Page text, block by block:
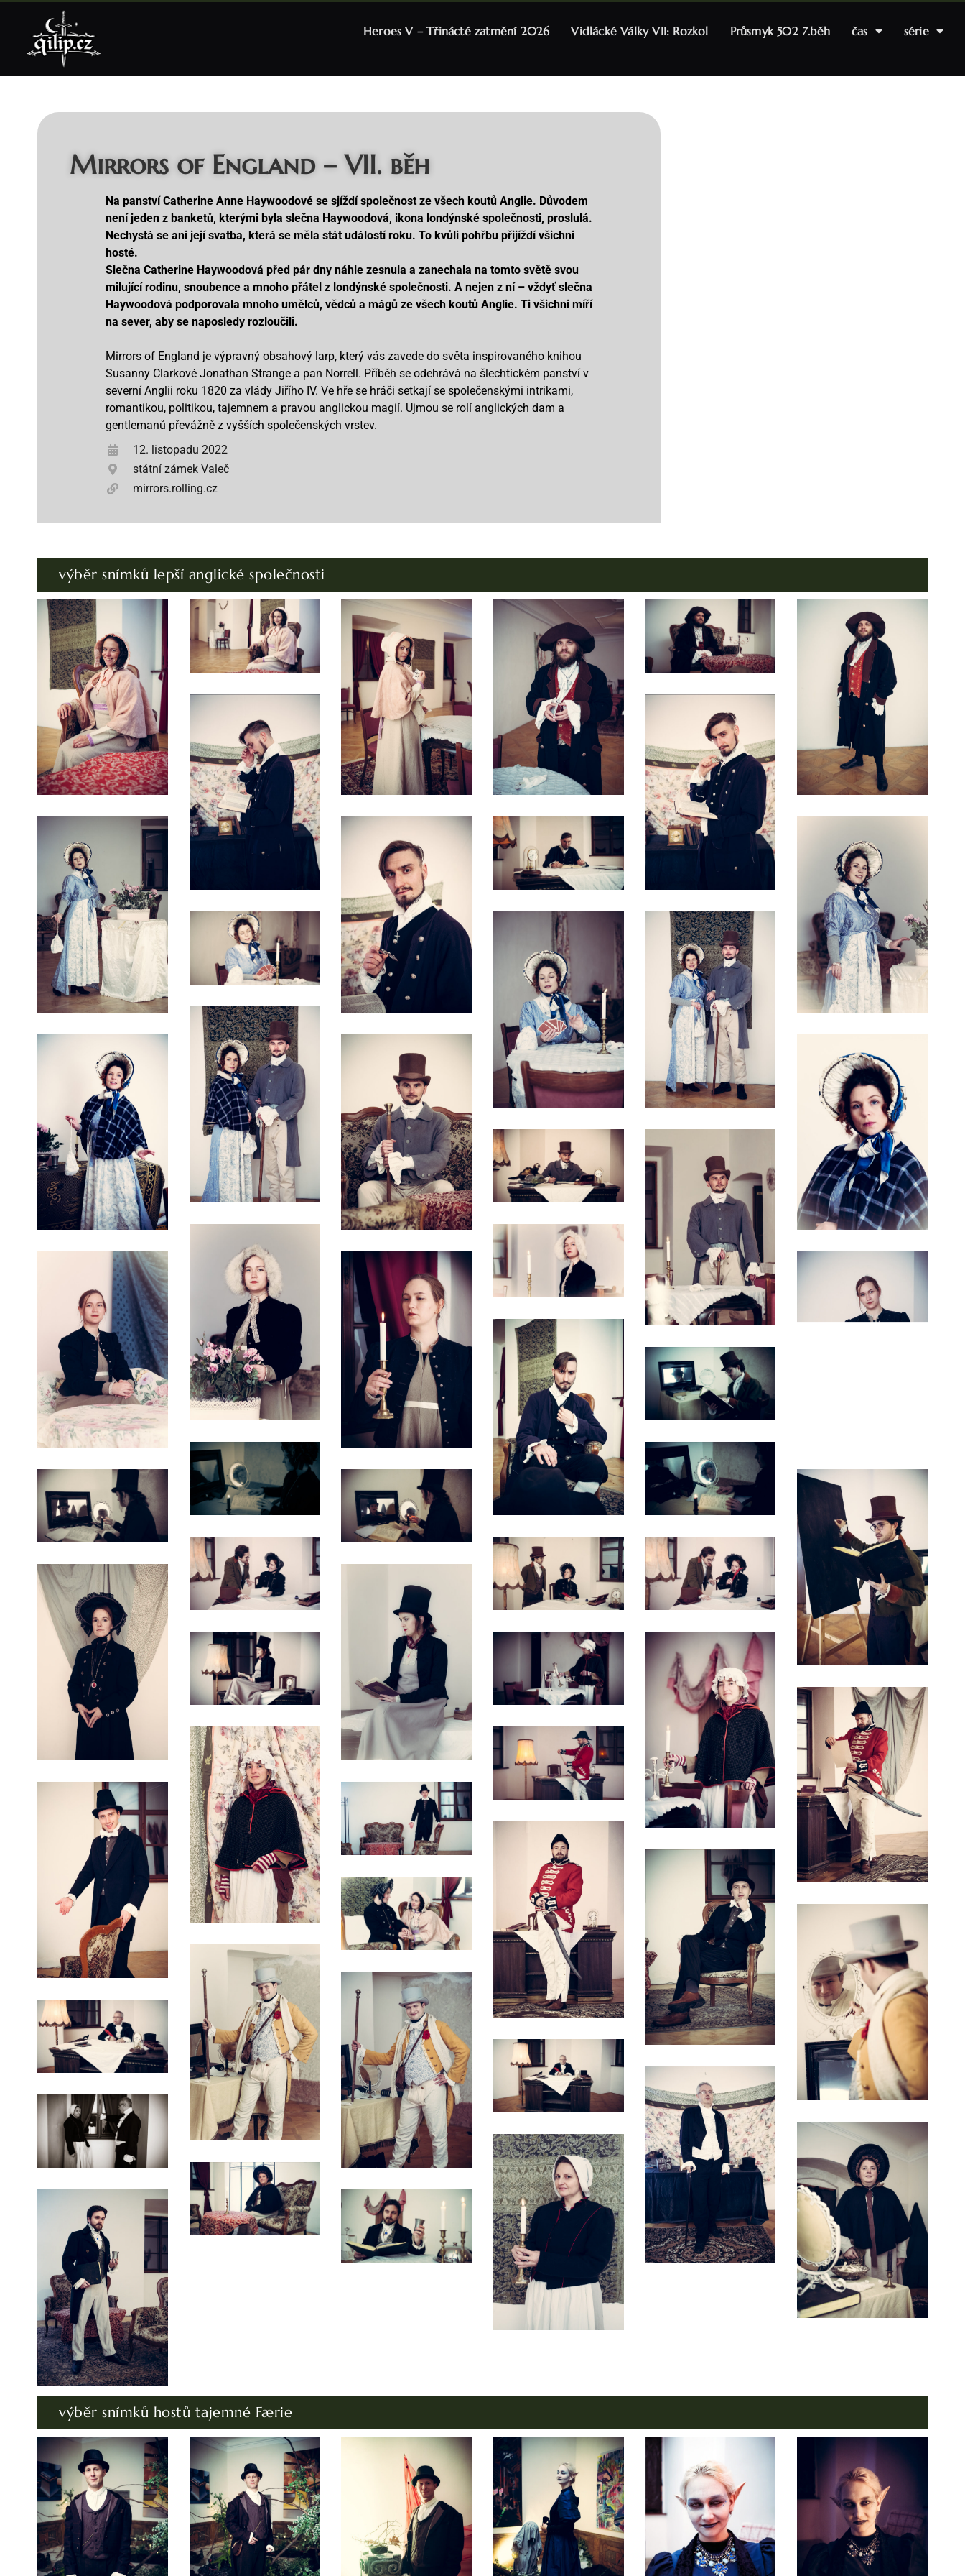
Heroes V – Třinácté zatmění 2026 Vidlácké Války VII: Rozkol Průsmyk 502 7.běh čas série
Mirrors of England – VII. běh
Na panství Catherine Anne Haywoodové se sjíždí společnost ze všech koutů Anglie. Důvodem
není jeden z banketů, kterými byla slečna Haywoodová, ikona londýnské společnosti, proslulá.
Nechystá se ani její svatba, která se měla stát událostí roku. To kvůli pohřbu přijíždí všichni
hosté.
Slečna Catherine Haywoodová před pár dny náhle zesnula a zanechala na tomto světě svou
milující rodinu, snoubence a mnoho přátel z londýnské společnosti. A nejen z ní – vždyť slečna
Haywoodová podporovala mnoho umělců, vědců a mágů ze všech koutů Anglie. Ti všichni míří
na sever, aby se naposledy rozloučili.
Mirrors of England je výpravný obsahový larp, který vás zavede do světa inspirovaného knihou
Susanny Clarkové Jonathan Strange a pan Norrell. Příběh se odehrává na šlechtickém panství v
severní Anglii roku 1820 za vlády Jiřího IV. Ve hře se hráči setkají se společenskými intrikami,
romantikou, politikou, tajemnem a pravou anglickou magií. Ujmou se rolí anglických dam a
gentlemanů převážně z vyšších společenských vrstev.
12. listopadu 2022
státní zámek Valeč
mirrors.rolling.cz
výběr snímků lepší anglické společnosti
výběr snímků hostů tajemné Færie